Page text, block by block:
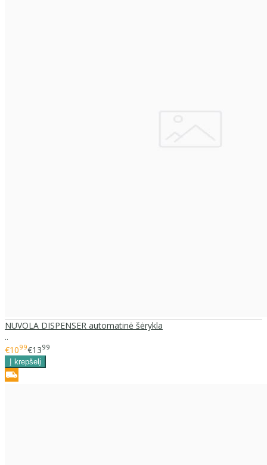
NUVOLA DISPENSER automatinė šėrykla
..
€1099€1399